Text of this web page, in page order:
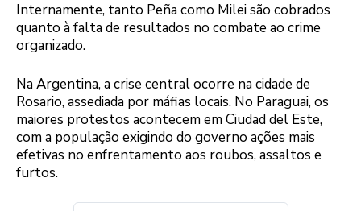
Internamente, tanto Peña como Milei são cobrados
quanto à falta de resultados no combate ao crime
organizado.
Na Argentina, a crise central ocorre na cidade de
Rosario, assediada por máfias locais. No Paraguai, os
maiores protestos acontecem em Ciudad del Este,
com a população exigindo do governo ações mais
efetivas no enfrentamento aos roubos, assaltos e
furtos.